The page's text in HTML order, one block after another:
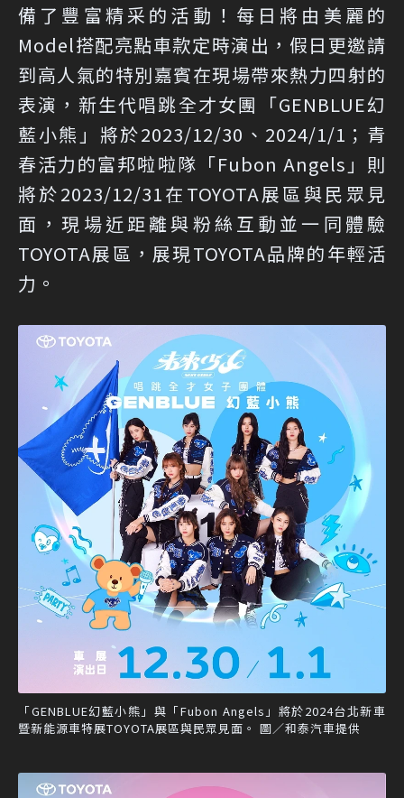
備了豐富精采的活動！每日將由美麗的
Model搭配亮點車款定時演出，假日更邀請
到高人氣的特別嘉賓在現場帶來熱力四射的
表演，新生代唱跳全才女團「GENBLUE幻
藍小熊」將於2023/12/30、2024/1/1；青
春活力的富邦啦啦隊「Fubon Angels」則
將於2023/12/31在TOYOTA展區與民眾見
面，現場近距離與粉絲互動並一同體驗
TOYOTA展區，展現TOYOTA品牌的年輕活
力。
「GENBLUE幻藍小熊」與「Fubon Angels」將於2024台北新車
暨新能源車特展TOYOTA展區與民眾見面。 圖／和泰汽車提供